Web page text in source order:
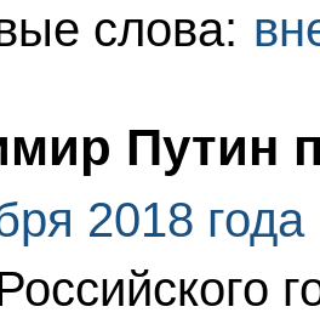
слова:
Путин
2018 года